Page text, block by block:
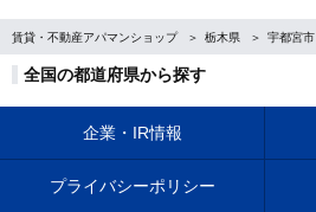
賃貸・不動産アパマンショップ 栃木県 宇都宮市
全国の都道府県から探す
企業・IR情報
プライバシーポリシー